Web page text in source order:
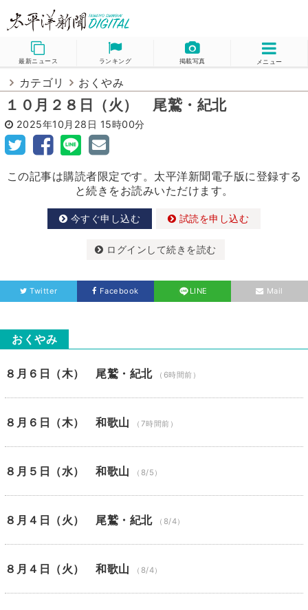
最新ニュース ランキング 掲載写真 メニュー
カテゴリ おくやみ
１０月２８日（火） 尾鷲・紀北
2025年10月28日 15時00分
この記事は購読者限定です。太平洋新聞電子版に登録する
と続きをお読みいただけます。
今すぐ申し込む 試読を申し込む
ログインして続きを読む
Twitter Facebook LINE Mail
おくやみ
８月６日（木） 尾鷲・紀北 （6時間前）
８月６日（木） 和歌山 （7時間前）
８月５日（水） 和歌山 （8/5）
８月４日（火） 尾鷲・紀北 （8/4）
８月４日（火） 和歌山 （8/4）